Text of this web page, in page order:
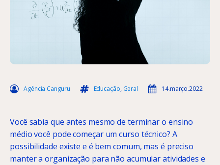
Agência Canguru Educação, Geral 14.março.2022
Você sabia que antes mesmo de terminar o ensino
médio você pode começar um curso técnico? A
possibilidade existe e é bem comum, mas é preciso
manter a organização para não acumular atividades e